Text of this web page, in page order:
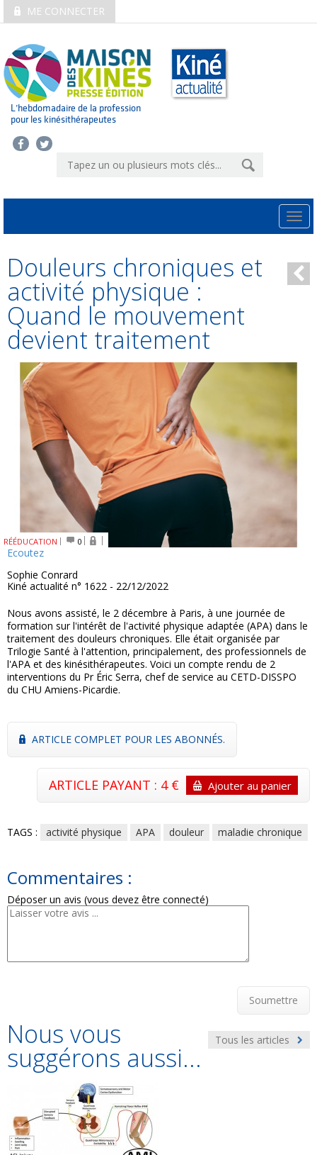
ME CONNECTER
L’hebdomadaire de la profession
pour les kinésithérapeutes
Douleurs chroniques et
activité physique :
Quand le mouvement
devient traitement
RÉÉDUCATION 0
Ecoutez
Sophie Conrard
Kiné actualité n° 1622 - 22/12/2022
Nous avons assisté, le 2 décembre à Paris, à une journée de
formation sur l'intérêt de l'activité physique adaptée (APA) dans le
traitement des douleurs chroniques. Elle était organisée par
Trilogie Santé à l'attention, principalement, des professionnels de
l'APA et des kinésithérapeutes. Voici un compte rendu de 2
interventions du Pr Éric Serra, chef de service au CETD-DISSPO
du CHU Amiens-Picardie.
ARTICLE COMPLET POUR LES ABONNÉS.
ARTICLE PAYANT : 4 € Ajouter au panier
TAGS : activité physique APA douleur maladie chronique
Commentaires :
Déposer un avis (vous devez être connecté)
Soumettre
Tous les articles
Nous vous
suggérons aussi...